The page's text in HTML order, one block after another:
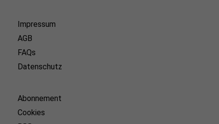
Impressum
AGB
FAQs
Datenschutz
Abonnement
Cookies